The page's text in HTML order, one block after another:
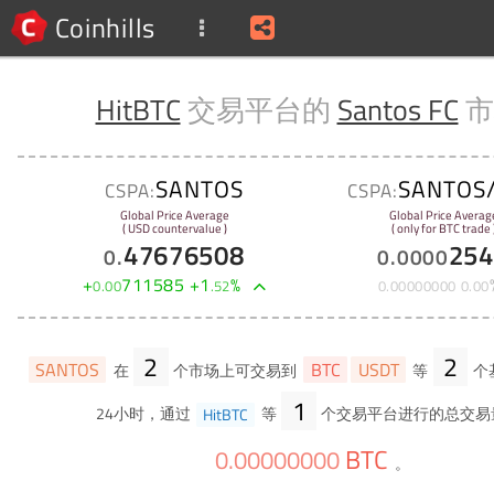
Coinhills
HitBTC 交易平台的 Santos FC
CSPA:SANTOS
Global Price Average
( USD countervalue )
0.47676508
+0.00711585 +1.52%
CSPA:
Global Price
( only for BTC trade
0.0000
0.00000000 0.00
SANTOS 在 2 个市场上可交易到 BTC USDT 等 2
个
24小时，通过 HitBTC 等 1 个交易平台进行的总交
0.00000000 BTC 。